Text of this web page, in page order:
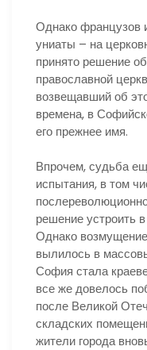
Однако французов
униаты – на
принято решение
православной
возвещавший об
времена, в
его прежнее имя.
Впрочем, судьба
испытания, в том
решение устроить
Однако
вылилось в
София стала
все же довелось
после Великой
складских
жители города